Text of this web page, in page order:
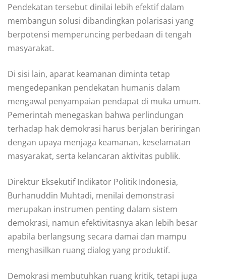
Pendekatan tersebut dinilai lebih efektif dalam
membangun solusi dibandingkan polarisasi yang
berpotensi memperuncing perbedaan di tengah
masyarakat.
Di sisi lain, aparat keamanan diminta tetap
mengedepankan pendekatan humanis dalam
mengawal penyampaian pendapat di muka umum.
Pemerintah menegaskan bahwa perlindungan
terhadap hak demokrasi harus berjalan beriringan
dengan upaya menjaga keamanan, keselamatan
masyarakat, serta kelancaran aktivitas publik.
Direktur Eksekutif Indikator Politik Indonesia,
Burhanuddin Muhtadi, menilai demonstrasi
merupakan instrumen penting dalam sistem
demokrasi, namun efektivitasnya akan lebih besar
apabila berlangsung secara damai dan mampu
menghasilkan ruang dialog yang produktif.
Demokrasi membutuhkan ruang kritik, tetapi juga